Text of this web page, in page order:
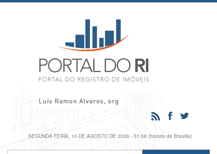
SEGUNDA FEIRA, 10 DE AGOSTO DE 2026 - 01:08 (horário de Brasília)